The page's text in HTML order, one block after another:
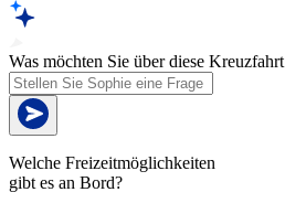
Was möchten Sie über diese
Welche Freizeitmöglichkeiten
gibt es an Bord?